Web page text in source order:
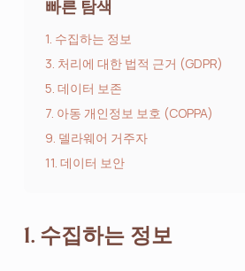
빠른 탐색
1. 수집하는 정보
3. 처리에 대한 법적 근거 (GDPR)
5. 데이터 보존
7. 아동 개인정보 보호 (COPPA)
9. 델라웨어 거주자
11. 데이터 보안
1. 수집하는 정보